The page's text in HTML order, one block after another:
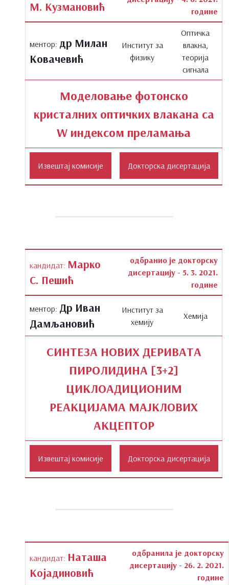
М. Кузмановић
године
ментор: др Милан
Ковачевић
Институт за
физику
Оптичка
влакна,
теорија
сигнала
Моделовање фотонско
кристалних оптичких влакана са
W индексом преламања
кандидат: Марко
С. Пешић
одбранио је докторску
дисертацију - 5. 3. 2021.
године
ментор: Др Иван
Дамљановић
Институт за
хемију
Хемија
СИНТЕЗА НОВИХ ДЕРИВАТА
ПИРОЛИДИНА [3+2]
ЦИКЛОАДИЦИОНИМ
РЕАКЦИЈАМА МАЈКЛОВИХ
АКЦЕПТОР
кандидат: Наташа
Којадиновић
одбранила је докторску
дисертацију - 26. 2. 2021.
године